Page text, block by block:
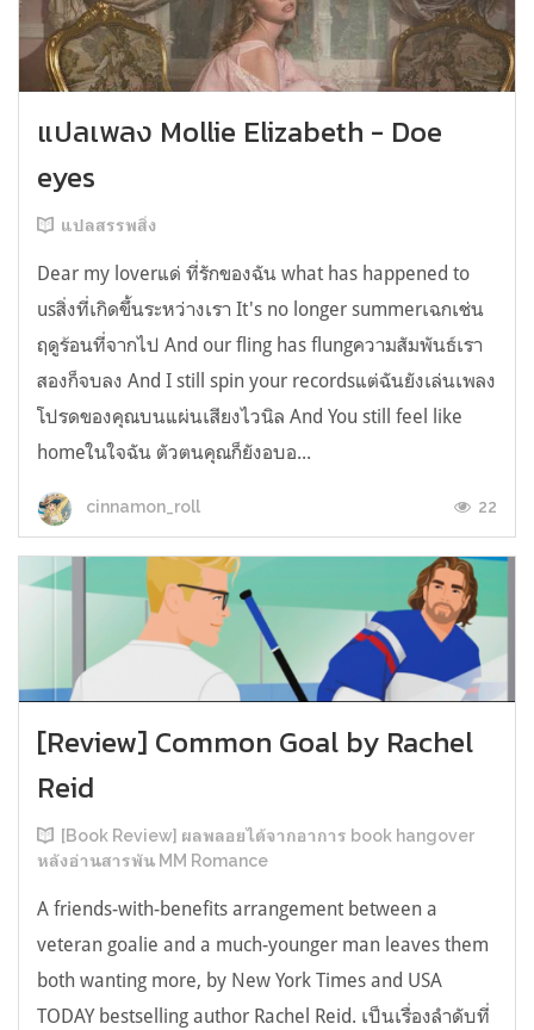
แปลเพลง Mollie Elizabeth - Doe
eyes
แปลสรรพสิ่ง
Dear my loverแด่ ที่รักของฉัน what has happened to
usสิ่งที่เกิดขึ้นระหว่างเรา It's no longer summerเฉกเช่น
ฤดูร้อนที่จากไป And our fling has flungความสัมพันธ์เรา
สองก็จบลง And I still spin your recordsแต่ฉันยังเล่นเพลง
โปรดของคุณบนแผ่นเสียงไวนิล And You still feel like
homeในใจฉัน ตัวตนคุณก็ยังอบอ...
cinnamon_roll 22
[Review] Common Goal by Rachel
Reid
[Book Review] ผลพลอยได้จากอาการ book hangover
หลังอ่านสารพัน MM Romance
A friends-with-benefits arrangement between a
veteran goalie and a much-younger man leaves them
both wanting more, by New York Times and USA
TODAY bestselling author Rachel Reid. เป็นเรื่องลำดับที่